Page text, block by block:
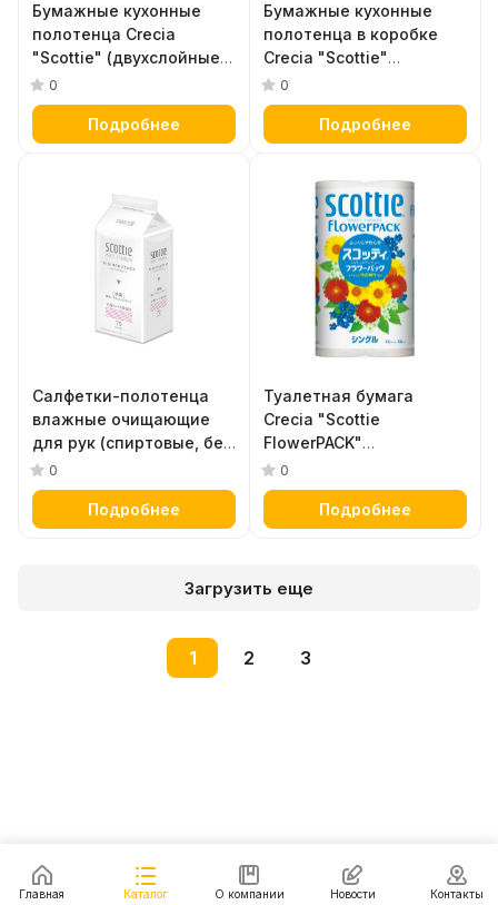
Бумажные кухонные
полотенца Crecia
"Scottie" (двухслойные
повышенной плотности,
устойчивые к воде) 200
0
Подробнее
Бумажные кухонные
полотенца в коробке
Crecia "Scottie"
двухслойные 75 шт
0
Подробнее
Салфетки-полотенца
влажные очищающие
для рук (спиртовые, без
запаха) "Scottie Wet
Tissue" 70 листов,
размер 140 х 200 мм,
0
Подробнее
Туалетная бумага
Crecia "Scottie
FlowerPACK"
однослойная (50 м) 12
шт
0
Подробнее
Загрузить еще
1 2 3
Главная Каталог О компании Новости Контакты